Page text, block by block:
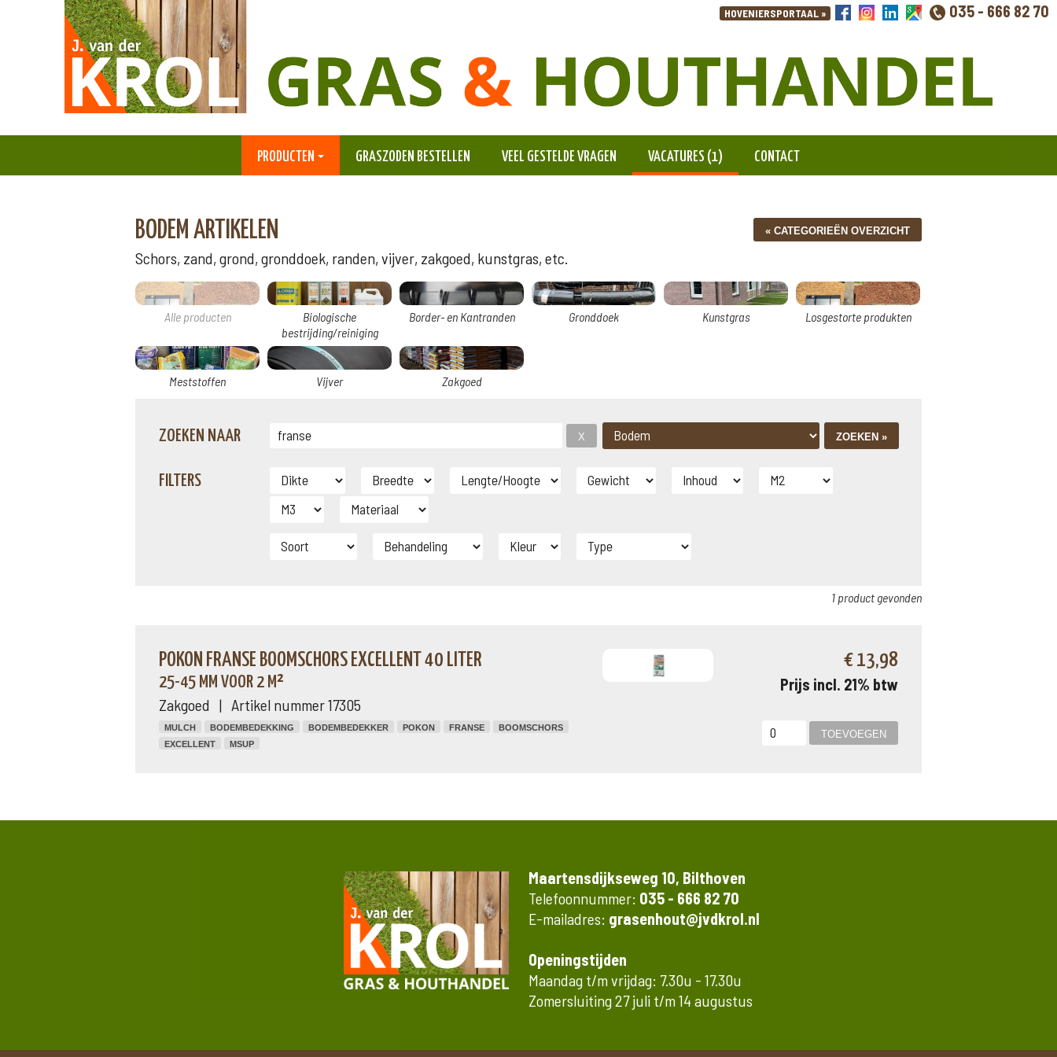
035 - 666 82 70
PRODUCTEN GRASZODEN BESTELLEN VEEL GESTELDE VRAGEN VACATURES (1) CONTACT
BODEM ARTIKELEN
Schors, zand, grond, gronddoek, randen, vijver, zakgoed, kunstgras, etc.
Alle producten
Biologische
bestrijding/reiniging
Border- en Kantranden Gronddoek Kunstgras Losgestorte produkten
Meststoffen Vijver Zakgoed
ZOEKEN NAAR
FILTERS
1 product gevonden
POKON FRANSE BOOMSCHORS EXCELLENT 40 LITER
25-45 MM VOOR 2 M²
Zakgoed | Artikel nummer 17305
MULCH BODEMBEDEKKING BODEMBEDEKKER POKON FRANSE
BOOMSCHORS
EXCELLENT
MSUP
€ 13,98
Prijs incl. 21% btw
Maartensdijkseweg 10, Bilthoven
Telefoonnummer: 035 - 666 82 70
E-mailadres: grasenhout@jvdkrol.nl
Openingstijden
Maandag t/m vrijdag: 7.30u - 17.30u
Zomersluiting 27 juli t/m 14 augustus